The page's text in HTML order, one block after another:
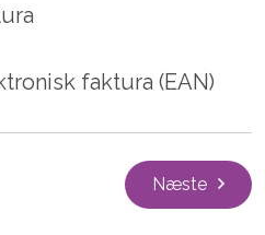
faktura (EAN)
Næste